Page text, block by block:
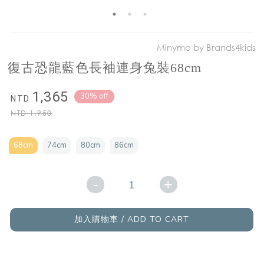
Minymo by Brands4kids
復古恐龍藍色長袖連身兔裝68cm
NTD 1,365
NTD1,950
30% off
68cm 74cm 80cm 86cm
- +
加入購物車 / ADD TO CART